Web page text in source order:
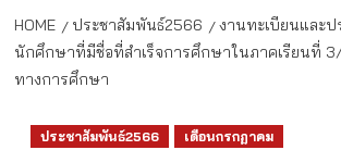
HOME ประชาสัมพันธ์2566
งานทะเบียนและป
นักศึกษาที่มีชื่อที่สำเร็จการศึกษาในภาคเรียนที่
ทางการศึกษา
ประชาสัมพันธ์2566 เดือนกรกฏาคม